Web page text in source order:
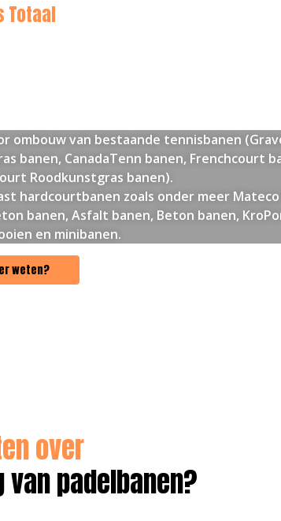
Totaal
ombouw van bestaande tennisbanen
banen, CanadaTenn banen, Frenchcourt
Roodkunstgras banen).
hardcourtbanen zoals onder meer
banen, Asfalt banen, Beton banen,
en minibanen.
weten?
over
van padelbanen?